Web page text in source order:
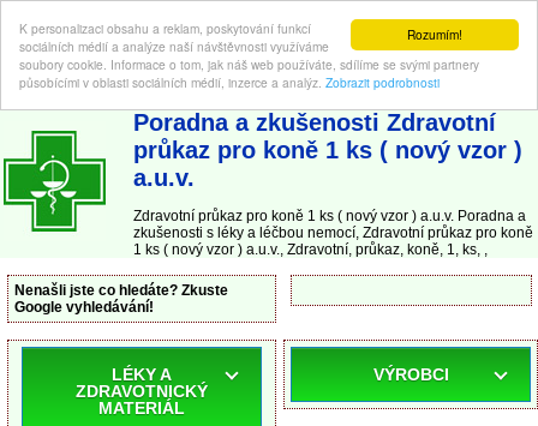
Rozumím!
K personalizaci obsahu a reklam, poskytování funkcí
sociálních médií a analýze naší návštěvnosti využíváme
soubory cookie. Informace o tom, jak náš web používáte, sdílíme se svými partnery
působícími v oblasti sociálních médií, inzerce a analýz. Zobrazit podrobnosti
ABC-LEKARNA.cz | Poradna a zkušenosti s léky a léčbou nemocí
Poradna a zkušenosti Zdravotní
průkaz pro koně 1 ks ( nový vzor )
a.u.v.
Zdravotní průkaz pro koně 1 ks ( nový vzor ) a.u.v. Poradna a
zkušenosti s léky a léčbou nemocí, Zdravotní průkaz pro koně
1 ks ( nový vzor ) a.u.v., Zdravotní, průkaz, koně, 1, ks, ,
Nenašli jste co hledáte? Zkuste
Google vyhledávání!
LÉKY A
ZDRAVOTNICKÝ
MATERIÁL
VÝROBCI